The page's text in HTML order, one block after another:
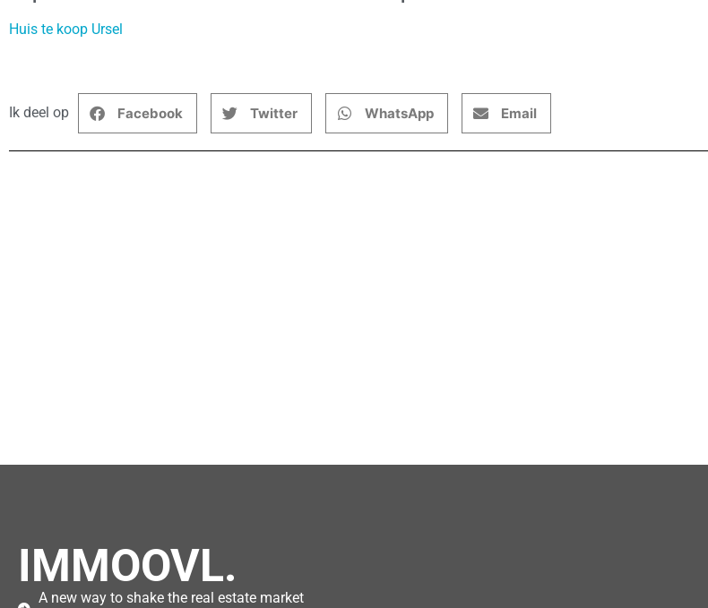
Huis te koop Ursel
Ik deel op Facebook Twitter WhatsApp Email
IMMOOVL.
A new way to shake the real estate market